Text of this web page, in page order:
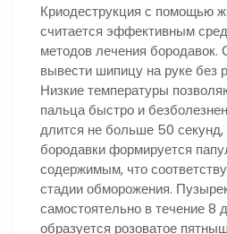
Криодеструкция с помощью
считается эффективным
методов лечения бородавок.
вывести шипицу на руке без
Низкие температуры
пальца быстро и
длится не больше 50 секунд,
бородавки формируется
содержимым, что
стадии обморожения.
самостоятельно в течение 8
образуется розоватое